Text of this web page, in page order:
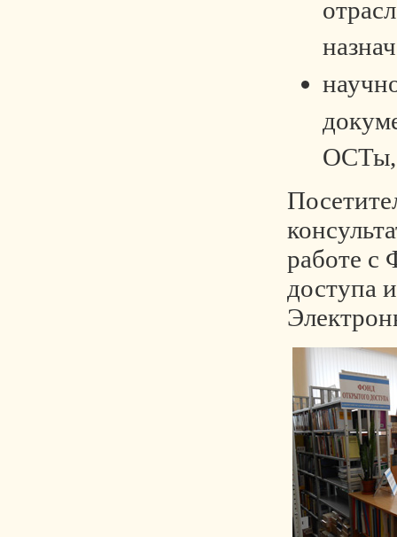
работе с
доступа